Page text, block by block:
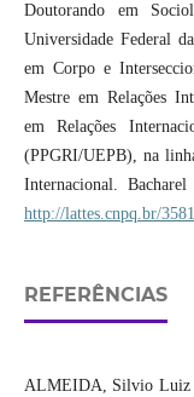
Doutorando em
Universidade Federal
em Corpo e
Mestre em Relações
em Relações
(PPGRI/UEPB), na
Internacional.
http://lattes.cnpq.br/
REFERÊNCIAS
ALMEIDA, Silvio Luiz